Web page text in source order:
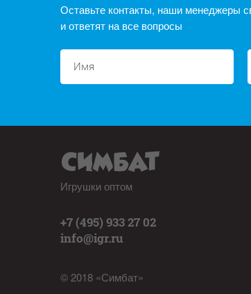
Оставьте контакты, наши менеджеры
и ответят на все вопросы
Игрушки оптом
+7 (495) 933 27 02
info@igr.ru
© 2018 «Симбат»